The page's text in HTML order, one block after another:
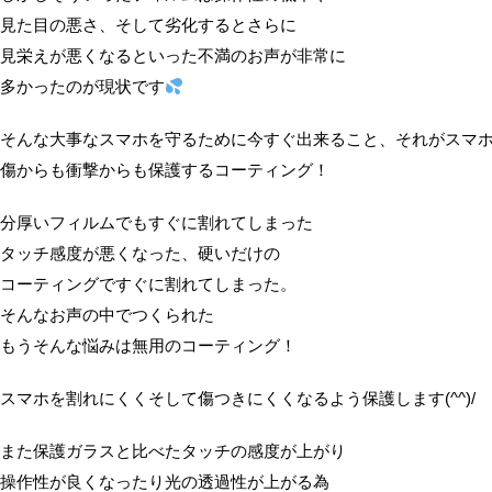
見た目の悪さ、そして劣化するとさらに
見栄えが悪くなるといった不満のお声が非常に
多かったのが現状です
そんな大事なスマホを守るために今すぐ出来ること、それがスマ
傷からも衝撃からも保護するコーティング！
分厚いフィルムでもすぐに割れてしまった
タッチ感度が悪くなった、硬いだけの
コーティングですぐに割れてしまった。
そんなお声の中でつくられた
もうそんな悩みは無用のコーティング！
スマホを割れにくくそして傷つきにくくなるよう保護します(^^)/
また保護ガラスと比べたタッチの感度が上がり
操作性が良くなったり光の透過性が上がる為